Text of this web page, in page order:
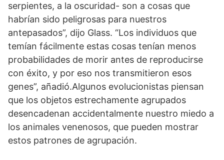
serpientes, a la oscuridad- son a cosas que
habrían sido peligrosas para nuestros
antepasados”, dijo Glass. “Los individuos que
temían fácilmente estas cosas tenían menos
probabilidades de morir antes de reproducirse
con éxito, y por eso nos transmitieron esos
genes”, añadió.Algunos evolucionistas piensan
que los objetos estrechamente agrupados
desencadenan accidentalmente nuestro miedo a
los animales venenosos, que pueden mostrar
estos patrones de agrupación.